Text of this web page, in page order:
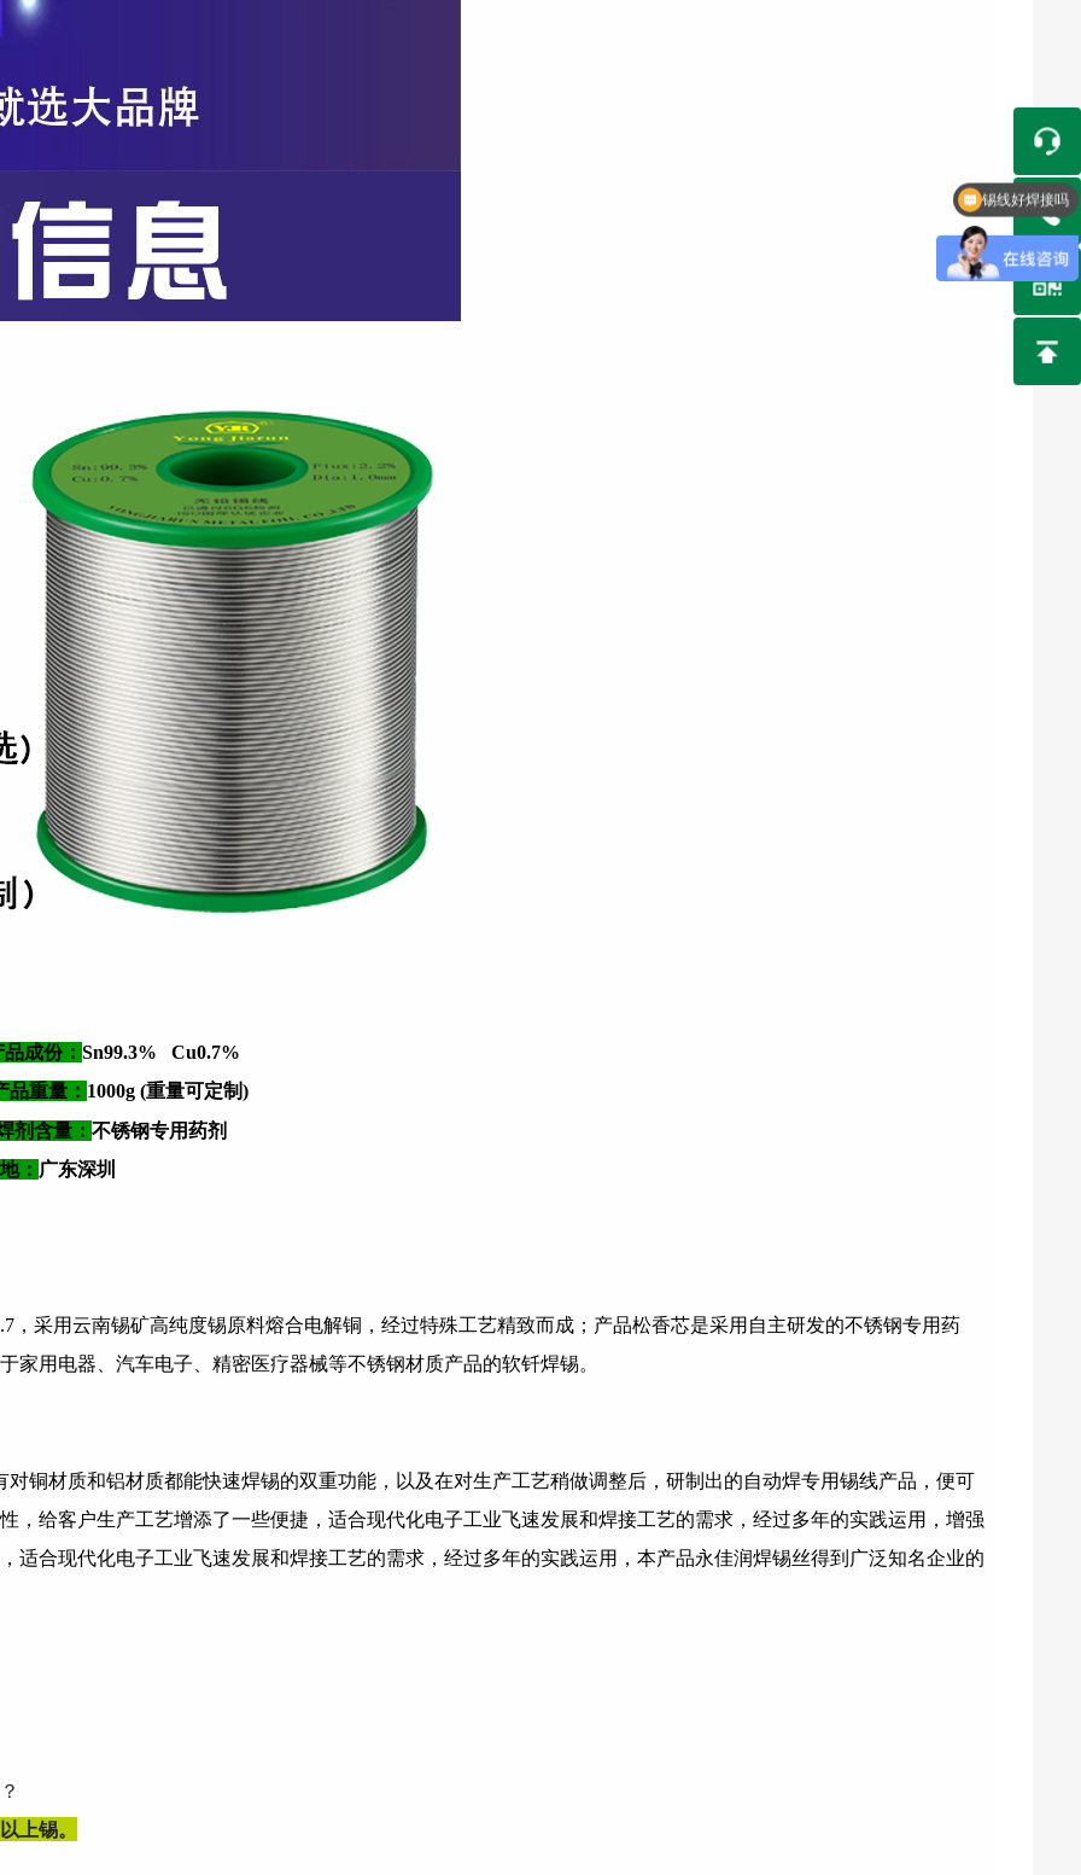
品成份： Sn99.3% Cu0.7%
品重量： 1000g (重量可定制)
剂含量： 不锈钢专用药剂
： 广东深圳
，采用云南锡矿高纯度锡原料熔合电解铜，经过特殊工艺精致而成；产品松香芯是采用自主研发的不锈钢专用药
家用电器、汽车电子、精密医疗器械等不锈钢材质产品的软钎焊锡。
铜材质和铝材质都能快速焊锡的双重功能，以及在对生产工艺稍做调整后，研制出的自动焊专用锡线产品，便可
，给客户生产工艺增添了一些便捷，适合现代化电子工业飞速发展和焊接工艺的需求，经过多年的实践运用，增强
适合现代化电子工业飞速发展和焊接工艺的需求，经过多年的实践运用，本产品永佳润焊锡丝得到广泛知名企业的
上锡。
锡线好焊接吗